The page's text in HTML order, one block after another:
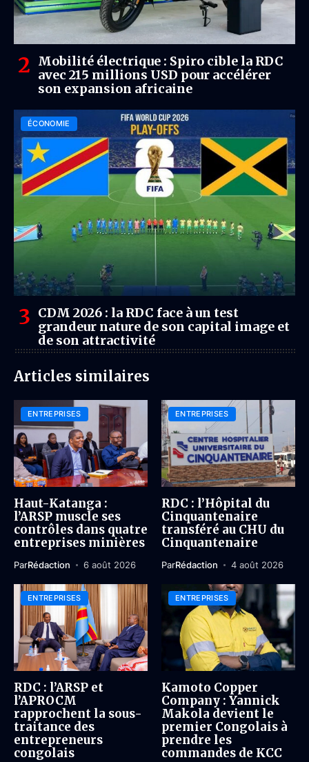
Mobilité électrique : Spiro cible la RDC
avec 215 millions USD pour accélérer
son expansion africaine
ÉCONOMIE
CDM 2026 : la RDC face à un test
grandeur nature de son capital image et
de son attractivité
Articles similaires
ENTREPRISES
Haut-Katanga :
l’ARSP muscle ses
contrôles dans quatre
entreprises minières
ParRédaction 6 août 2026
ENTREPRISES
RDC : l’Hôpital du
Cinquantenaire
transféré au CHU du
Cinquantenaire
ParRédaction 4 août 2026
ENTREPRISES
RDC : l’ARSP et
l’APROCM
rapprochent la sous-
traitance des
entrepreneurs
congolais
ENTREPRISES
Kamoto Copper
Company : Yannick
Makola devient le
premier Congolais à
prendre les
commandes de KCC